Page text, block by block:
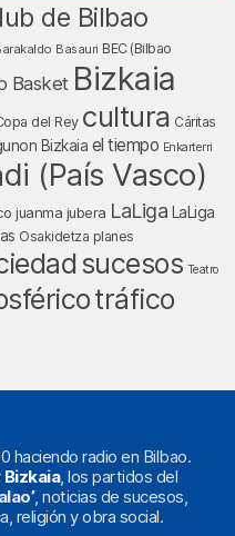
de Bilbao
Basauri BEC (Bilbao
Basket Bizkaia
del Rey cultura Cáritas
Bizkaia el tiempo Enkarterri
(País Vasco)
juanma jubera LaLiga LaLiga
Osakidetza planes
sucesos Teatro
tráfico
haciendo radio en Bilbao.
Bizkaia, los partidos del
, noticias de sucesos,
religión y obra social.